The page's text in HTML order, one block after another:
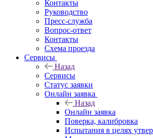
Контакты
Руководство
Пресс-служба
Вопрос-ответ
Контакты
Схема проезда
Сервисы
Назад
Сервисы
Статус заявки
Онлайн заявка
Назад
Онлайн заявка
Поверка, калибровка
Испытания в целях